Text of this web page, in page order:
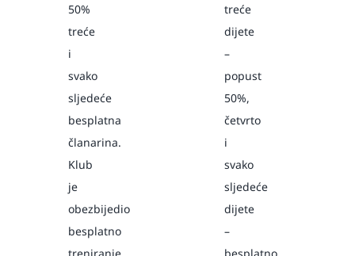
50%
treće
i
svako
sljedeće
besplatna
članarina.
Klub
je
obezbijedio
besplatno
treniranje
treće
dijete
–
popust
50%,
četvrto
i
svako
sljedeće
dijete
–
besplatno.